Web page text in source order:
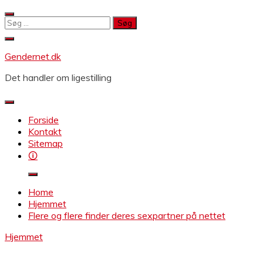
Skip
to
Søg
Gendernet.dk
Det handler om ligestilling
Forside
Kontakt
Sitemap
🛈
Home
Hjemmet
Flere og flere finder deres sexpartner på nettet
Hjemmet